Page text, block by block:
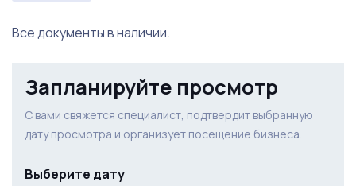
Все документы в наличии.
Запланируйте просмотр
С вами свяжется специалист, подтвердит выбранную
дату просмотра и организует посещение бизнеса.
Выберите дату